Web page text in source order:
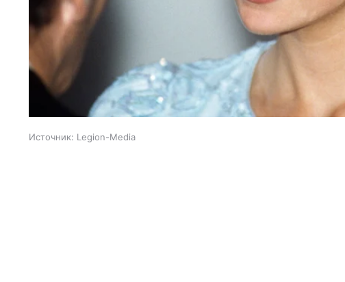
Источник: Legion-Media